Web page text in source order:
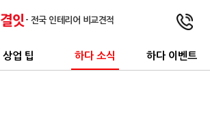
결잇 - 전국 인테리어 비교견적
상업 팁 하다 소식 하다 이벤트